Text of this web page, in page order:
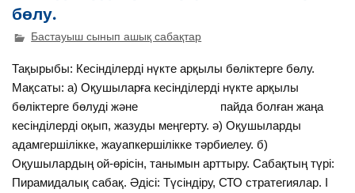
бөлу.
Бастауыш сынып ашық сабақтар
Тақырыбы: Кесінділерді нүкте арқылы бөліктерге бөлу.
Мақсаты: а) Оқушыларға кесінділерді нүкте арқылы
бөліктерге бөлуді және пайда болған жаңа
кесінділерді оқып, жазуды меңгерту. ә) Оқушыларды
адамгершілікке, жауапкершілікке тәрбиелеу. б)
Оқушылардың ой-өрісін, танымын арттыру. Сабақтың түрі:
Пирамидалық сабақ. Әдісі: Түсіндіру, СТО стратегиялар. I